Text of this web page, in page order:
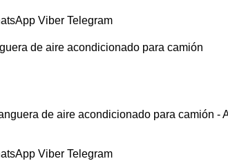
Viber Telegram
de aire acondicionado para camión
Viber Telegram